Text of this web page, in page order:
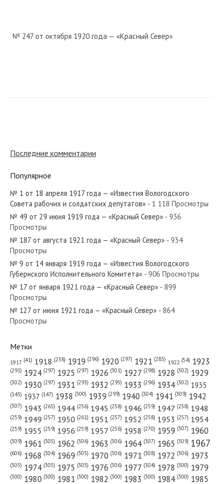
№ 247 от октября 1920 года — «Красный Север»
№ 277 от ноября 1971 года — «Красный Север»
№ 130 от июня 1964 года — «Красный Север»
№ 226 от сентября 1965 года — «Красный Север»
№ 179 от 22 августа 1918 года — «Известия Вологодского
Губернского Исполнительного Комитета»...
№ 288 от декабря 1972 года — «Красный Север»
Последние комментарии
Популярное
№ 1 от 18 апреля 1917 года — «Известия Вологодского
Совета рабочих и солдатских депутатов» - 1 118 Просмотры
№ 49 от 29 июня 1919 года — «Красный Север» - 936
Просмотры
№ 187 от августа 1921 года — «Красный Север» - 934
Просмотры
№ 9 от 14 января 1919 года — «Известия Вологодского
Губернского Исполнительного Комитета» - 906 Просмотры
№ 17 от января 1921 года — «Красный Север» - 899
Просмотры
№ 127 от июня 1921 года — «Красный Север» - 864
Просмотры
Метки
1917 (41) 1918 (238) 1919 (296) 1920 (297) 1921 (285) 1922 (54) 1923
(291) 1924 (297) 1925 (297) 1926 (301) 1927 (298) 1928 (302) 1929
(302) 1930 (297) 1931 (293) 1932 (295) 1933 (296) 1934 (302) 1935
(145) 1937 (147) 1938 (300) 1939 (299) 1940 (304) 1941 (309) 1942
(307) 1943 (265) 1944 (256) 1945 (258) 1946 (259) 1947 (258) 1948
(259) 1949 (257) 1950 (261) 1951 (257) 1952 (258) 1953 (257) 1954
(259) 1955 (259) 1956 (259) 1957 (256) 1958 (270) 1959 (307) 1960
(309) 1961 (305) 1962 (306) 1963 (306) 1964 (307) 1965 (309) 1967
(606) 1968 (304) 1969 (305) 1970 (306) 1971 (308) 1972 (306) 1973
(305) 1974 (305) 1975 (305) 1976 (306) 1977 (304) 1978 (300) 1979
(300) 1980 (300) 1981 (300) 1982 (300) 1983 (300) 1984 (300) 1985